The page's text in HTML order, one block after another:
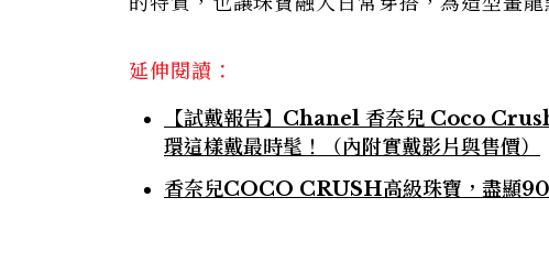
延伸閱讀：
【試戴報告】Chanel 香奈兒 Coco
環這樣戴最時髦！（內附實戴影片與售價）
香奈兒COCO CRUSH高級珠寶，盡顯90